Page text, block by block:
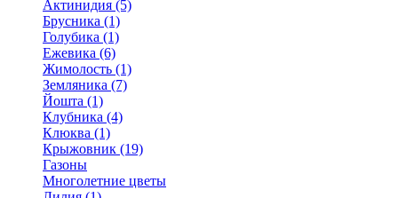
Актинидия (5)
Брусника (1)
Голубика (1)
Ежевика (6)
Жимолость (1)
Земляника (7)
Йошта (1)
Клубника (4)
Клюква (1)
Крыжовник (19)
Газоны
Многолетние цветы